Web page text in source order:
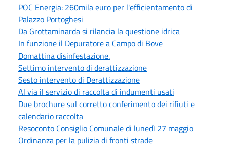
POC Energia: 260mila euro per l'efficientamento di
Palazzo Portoghesi
Da Grottaminarda si rilancia la questione idrica
In funzione il Depuratore a Campo di Bove
Domattina disinfestazione.
Settimo intervento di derattizzazione
Sesto intervento di Derattizzazione
Al via il servizio di raccolta di indumenti usati
Due brochure sul corretto conferimento dei rifiuti e
calendario raccolta
Resoconto Consiglio Comunale di lunedì 27 maggio
Ordinanza per la pulizia di fronti strade